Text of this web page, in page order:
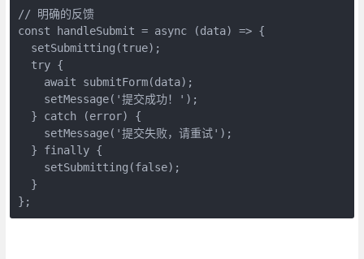
// 明确的反馈
const handleSubmit = async (data) => {
  setSubmitting(true);
  try {
    await submitForm(data);
    setMessage('提交成功！');
  } catch (error) {
    setMessage('提交失败，请重试');
  } finally {
    setSubmitting(false);
  }
};